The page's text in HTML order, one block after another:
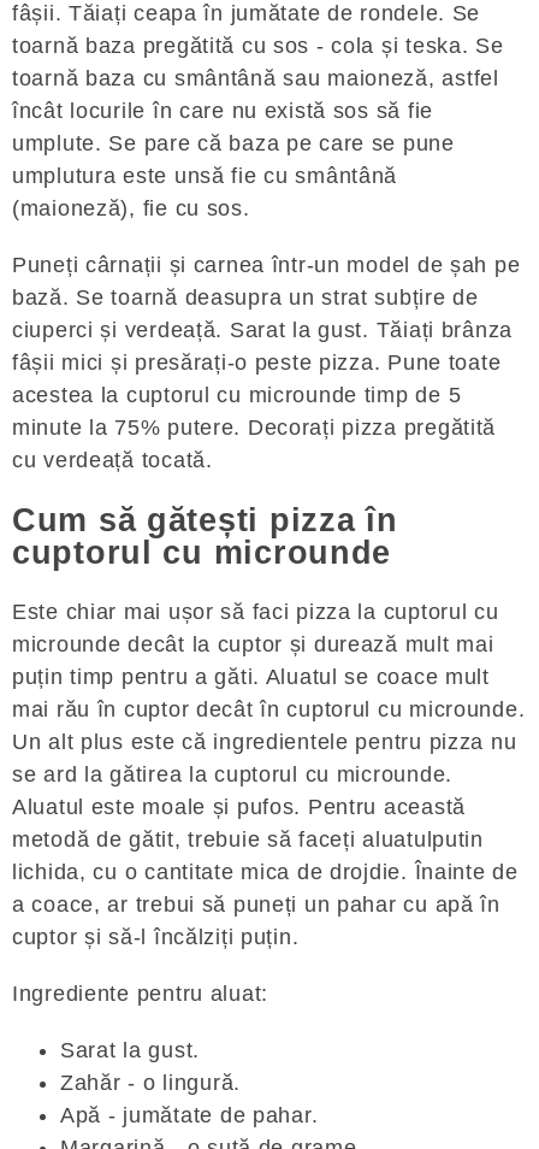
fâșii. Tăiați ceapa în jumătate de rondele. Se
toarnă baza pregătită cu sos - cola și teska. Se
toarnă baza cu smântână sau maioneză, astfel
încât locurile în care nu există sos să fie
umplute. Se pare că baza pe care se pune
umplutura este unsă fie cu smântână
(maioneză), fie cu sos.
Puneți cârnații și carnea într-un model de șah pe
bază. Se toarnă deasupra un strat subțire de
ciuperci și verdeață. Sarat la gust. Tăiați brânza
fâșii mici și presărați-o peste pizza. Pune toate
acestea la cuptorul cu microunde timp de 5
minute la 75% putere. Decorați pizza pregătită
cu verdeață tocată.
Cum să gătești pizza în
cuptorul cu microunde
Este chiar mai ușor să faci pizza la cuptorul cu
microunde decât la cuptor și durează mult mai
puțin timp pentru a găti. Aluatul se coace mult
mai rău în cuptor decât în ​​cuptorul cu microunde.
Un alt plus este că ingredientele pentru pizza nu
se ard la gătirea la cuptorul cu microunde.
Aluatul este moale și pufos. Pentru această
metodă de gătit, trebuie să faceți aluatulputin
lichida, cu o cantitate mica de drojdie. Înainte de
a coace, ar trebui să puneți un pahar cu apă în
cuptor și să-l încălziți puțin.
Ingrediente pentru aluat:
Sarat la gust.
Zahăr - o lingură.
Apă - jumătate de pahar.